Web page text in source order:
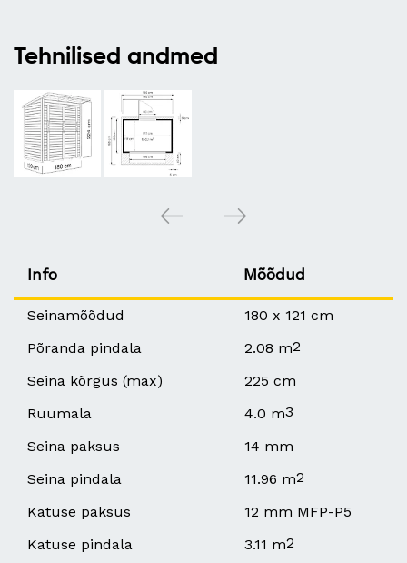
Tehnilised andmed
Info Mõõdud
Seinamõõdud
180 x 121 cm
Põranda pindala
2.08 m2
Seina kõrgus (max)
225 cm
Ruumala
4.0 m3
Seina paksus
14 mm
Seina pindala
11.96 m2
Katuse paksus
12 mm MFP-P5
Katuse pindala
3.11 m2